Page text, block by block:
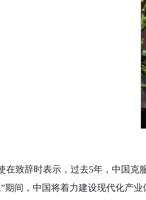
在致辞时表示，过去5年，中国克
期间，中国将着力建设现代化产